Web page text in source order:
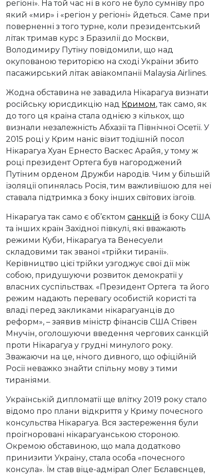
регіоні». На той час ні в кого не було сумніву про
який «мир» і «регіон у регіоні» йдеться. Саме при
поверненні з того турне, коли президентський
літак тримав курс з Бразилії до Москви,
Володимиру Путіну повідомили, що над
окупованою територією на сході України збито
пасажирський літак авіакомпанії Malaysia Airlines.
Жодна обставина не завадила Нікарагуа визнати
російську юрисдикцію над Кримом, так само, як
до того ця країна стала однією з кількох, що
визнали незалежність Абхазії та Північної Осетії. У
2015 році у Крим наніс візит тодішній посол
Нікарагуа Хуан Ернесто Васкес Арайя, у тому ж
році президент Ортега був нагороджений
Путіним орденом Дружби народів. Чим у більшій
ізоляції опинялась Росія, тим важливішою для неї
ставала підтримка з боку інших світових ізгоїв.
Нікарагуа так само є об’єктом санкцій із боку США
та інших країн Західної півкулі, які вважають
режими Куби, Нікарагуа та Венесуели
складовими так званої «трійки тиранії».
Керівництво цієї трійки узгоджує свої дії між
собою, придушуючи розвиток демократії у
власних суспільствах. «Президент Ортега та його
режим надають перевагу особистій користі та
владі перед закликами нікарагуанців до
реформ», – заявив міністр фінансів США Стівен
Мнучін, оголошуючи введення чергових санкцій
проти Нікарагуа у грудні минулого року.
Зважаючи на це, нічого дивного, що офіційній
Росії неважко знайти спільну мову з тими
тираніями.
Українській дипломатії ще влітку 2019 року стало
відомо про плани відкриття у Криму почесного
консульства Нікарагуа. Вся застереження були
проігноровані нікарагуанською стороною.
Окремою обставиною, що мала додатково
принизити Україну, стала особа «почесного
консула». Їм став віце-адмірал Олег Бєлавєнцев,